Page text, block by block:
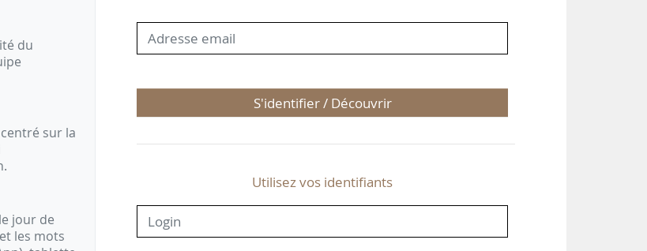
paritaire, du
du
sur la
jour de
les mots
S'identifier / Découvrir
Utilisez vos identifiants